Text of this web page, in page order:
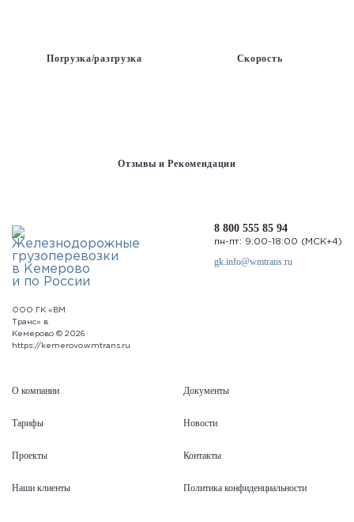
Погрузка/разгрузка Скорость
Отзывы и Рекомендации
ООО ГК «ВМ
Транс» в
Кемерово © 2026
https://kemerovo.wmtrans.ru
8 800 555 85 94
пн-пт: 9:00-18:00 (МСК+4)
gk.info@wmtrans.ru
О компании
Тарифы
Проекты
Наши клиенты
Документы
Новости
Контакты
Политика конфиденциальности